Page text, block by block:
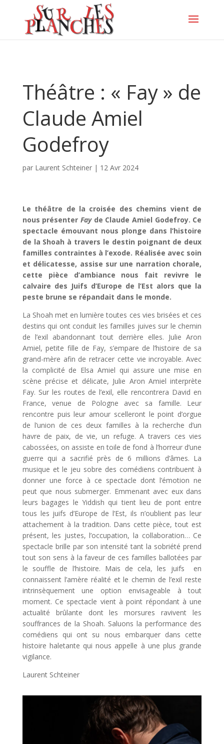
Théâtre : « Fay » de
Claude Amiel
Godefroy
par Laurent Schteiner| 12 Avr 2024
Le théâtre de la croisée des chemins vient de
nous présenterFayde Claude Amiel Godefroy. Ce
spectacle émouvant nous plonge dans l’histoire
de la Shoah à travers le destin poignant de deux
familles contraintes à l’exode. Réalisée avec soin
et délicatesse, assise sur une narration chorale,
cette pièce d’ambiance nous fait revivre le
calvaire des Juifs d’Europe de l’Est alors que la
peste brune se répandait dans le monde.
La Shoah met en lumière toutes ces vies brisées et ces
destins qui ont conduit les familles juives sur le chemin
de l’exil abandonnant tout derrière elles. Julie Aron
Amiel, petite fille de Fay, s’empare de l’histoire de sa
grand-mère afin de retracer cette vie incroyable. Avec
la complicité de Elsa Amiel qui assure une mise en
scène précise et délicate, Julie Aron Amiel interprète
Fay. Sur les routes de l’exil, elle rencontrera David en
France, venue de Pologne avec sa famille. Leur
rencontre puis leur amour scelleront le point d’orgue
de l’union de ces deux familles à la recherche d’un
havre de paix, de vie, un refuge. A travers ces vies
cabossées, on assiste en toile de fond à l’horreur d’une
guerre qui a sacrifié près de 6 millions d’âmes. La
musique et le jeu sobre des comédiens contribuent à
donner une force à ce spectacle dont l’émotion ne
peut que nous submerger. Emmenant avec eux dans
leurs bagages le Yiddish qui tient lieu de pont entre
tous les juifs d’Europe de l’Est, ils n’oublient pas leur
attachement à la tradition. Dans cette pièce, tout est
présent, les justes, l’occupation, la collaboration… Ce
spectacle brille par son intensité tant la sobriété prend
tout son sens à la faveur de ces familles ballotées par
le souffle de l’histoire. Mais de cela, les juifs en
connaissent l’amère réalité et le chemin de l’exil reste
intrinsèquement une option envisageable à tout
moment. Ce spectacle vient à point répondant à une
actualité brûlante dont les morsures ravivent les
souffrances de la Shoah. Saluons la performance des
comédiens qui ont su nous embarquer dans cette
histoire haletante qui nous appelle à une plus grande
vigilance.
Laurent Schteiner